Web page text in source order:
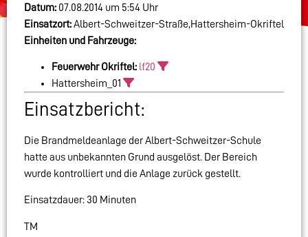
Datum: 07.08.2014 um 5:54 Uhr
Einsatzort:Albert-Schweitzer-Straße,Hattersheim-Okriftel
Einheiten und Fahrzeuge:
Feuerwehr Okriftel: lf20
Hattersheim_01
Einsatzbericht:
Die Brandmeldeanlage der Albert-Schweitzer-Schule
hatte aus unbekannten Grund ausgelöst. Der Bereich
wurde kontrolliert und die Anlage zurück gestellt.
Einsatzdauer: 30 Minuten
TM